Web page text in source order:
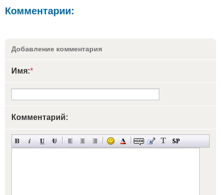
Комментарии:
Добавление комментария
Имя:*
Комментарий: